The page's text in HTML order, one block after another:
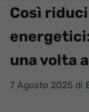
Così
una volta
7 Agosto 2025 di